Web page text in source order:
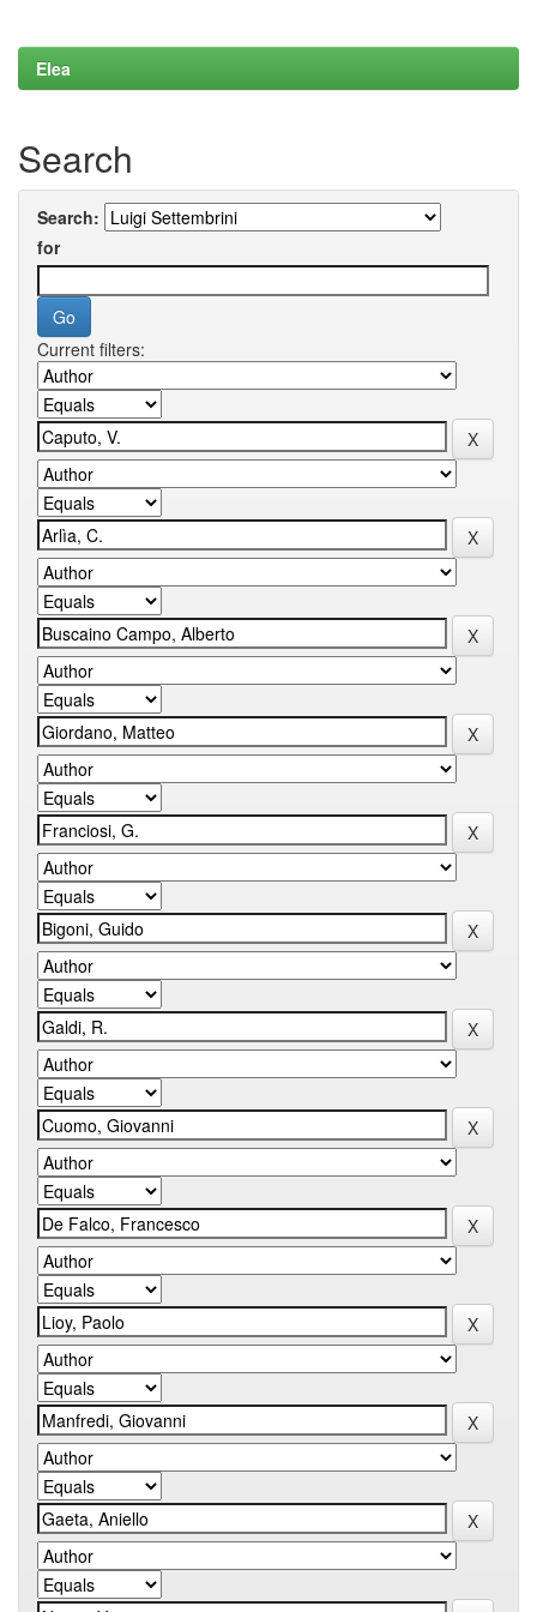
Elea
Search
Search:
for
Current filters: